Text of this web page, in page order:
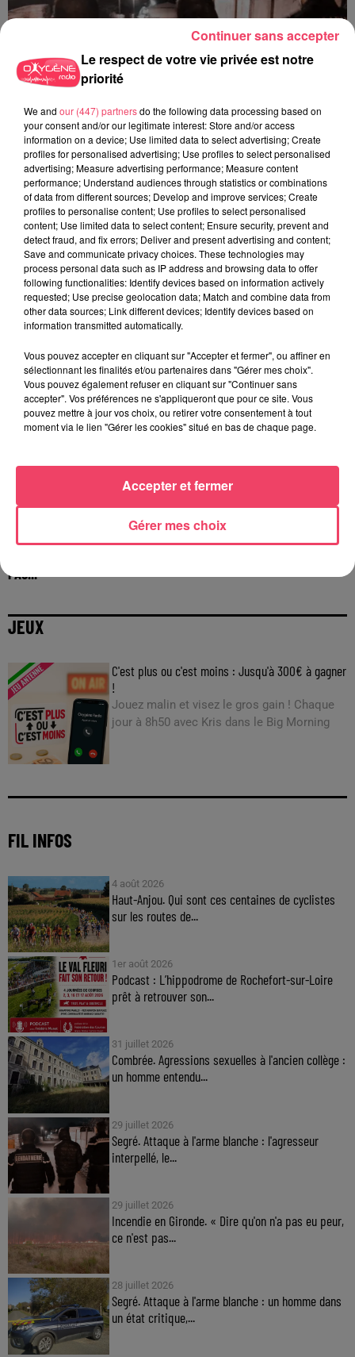
29 juillet 2026
SEGRÉ. ATTAQUE À L'ARME BLANCHE : L'AGRESSEUR INTERPELLÉ,
LE...
29 juillet 2026
PAS...
JEUX
C'est plus ou c'est moins : Jusqu'à 300€ à gagner
!
Jouez malin et visez le gros gain ! Chaque
jour à 8h50 avec Kris dans le Big Morning
FIL INFOS
4 août 2026
Haut-Anjou. Qui sont ces centaines de cyclistes
sur les routes de...
1er août 2026
Podcast : L’hippodrome de Rochefort-sur-Loire
prêt à retrouver son...
31 juillet 2026
Combrée. Agressions sexuelles à l'ancien collège :
un homme entendu...
29 juillet 2026
Segré. Attaque à l'arme blanche : l'agresseur
interpellé, le...
29 juillet 2026
Incendie en Gironde. « Dire qu'on n'a pas eu peur,
ce n'est pas...
28 juillet 2026
Segré. Attaque à l'arme blanche : un homme dans
un état critique,...
Le respect de votre vie privée est notre
priorité
We and our (447) partnersdo the following data processing based on
your consent and/or our legitimate interest: Store and/or access
information on a device; Use limited data to select advertising; Create
profiles for personalised advertising; Use profiles to select personalised
advertising; Measure advertising performance; Measure content
performance; Understand audiences through statistics or combinations
of data from different sources; Develop and improve services; Create
profiles to personalise content; Use profiles to select personalised
content; Use limited data to select content; Ensure security, prevent and
detect fraud, and fix errors; Deliver and present advertising and content;
Save and communicate privacy choices. These technologies may
process personal data such as IP address and browsing data to offer
following functionalities: Identify devices based on information actively
requested; Use precise geolocation data; Match and combine data from
other data sources; Link different devices; Identify devices based on
information transmitted automatically.
Vous pouvez accepter en cliquant sur "Accepter et fermer", ou affiner en
sélectionnant les finalités et/ou partenaires dans "Gérer mes choix".
Vous pouvez également refuser en cliquant sur "Continuer sans
accepter". Vos préférences ne s'appliqueront que pour ce site. Vous
pouvez mettre à jour vos choix, ou retirer votre consentement à tout
moment via le lien "Gérer les cookies" situé en bas de chaque page.
Gérer mes choix
Accepter et fermer
Continuer sans accepter